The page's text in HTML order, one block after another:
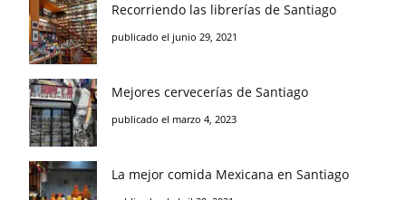
Recorriendo las librerías de Santiago
publicado el junio 29, 2021
Mejores cervecerías de Santiago
publicado el marzo 4, 2023
La mejor comida Mexicana en Santiago